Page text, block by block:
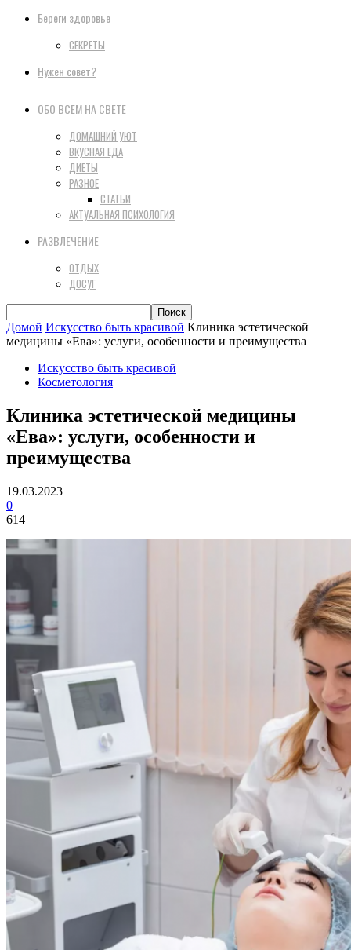
Береги здоровье
СЕКРЕТЫ
Нужен совет?
ОБО ВСЕМ НА СВЕТЕ
ДОМАШНИЙ УЮТ
ВКУСНАЯ ЕДА
ДИЕТЫ
РАЗНОЕ
СТАТЬИ
АКТУАЛЬНАЯ ПСИХОЛОГИЯ
РАЗВЛЕЧЕНИЕ
ОТДЫХ
ДОСУГ
Домой Искусство быть красивой Клиника эстетической
медицины «Ева»: услуги, особенности и преимущества
Искусство быть красивой
Косметология
Клиника эстетической медицины
«Ева»: услуги, особенности и
преимущества
19.03.2023
0
614